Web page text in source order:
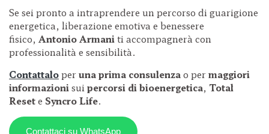
Se sei pronto a intraprendere un percorso di guarigione
energetica, liberazione emotiva e benessere
fisico, Antonio Armani ti accompagnerà con
professionalità e sensibilità.
Contattaloperuna prima consulenzao permaggiori
informazioni sui percorsi di bioenergetica, Total
Resete Syncro Life.
Contattaci su WhatsApp